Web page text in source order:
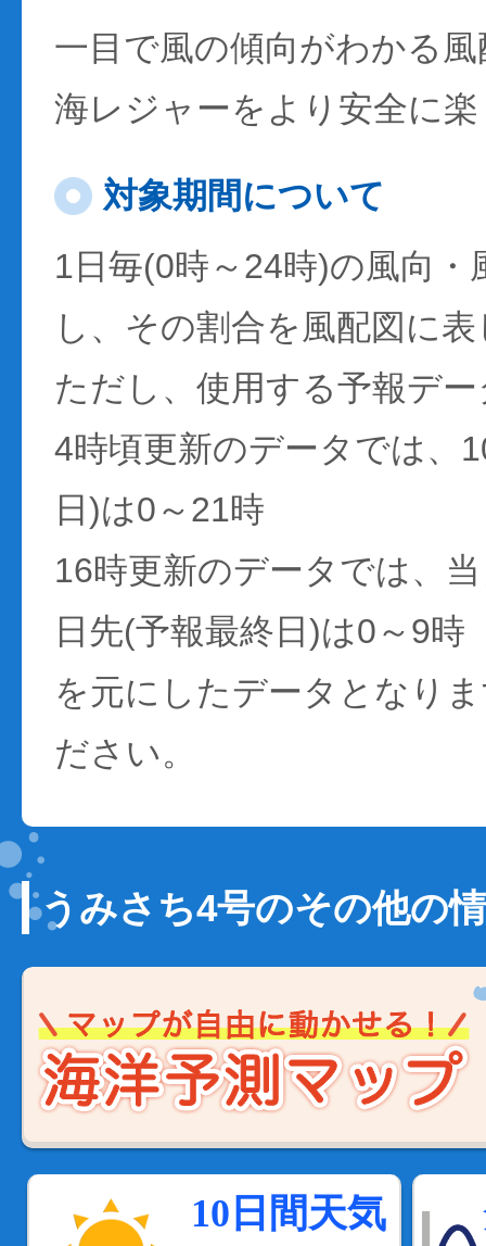
一目で風の傾向がわかる
海レジャーをより安全に
対象期間について
1日毎(0時～24時)の風向・
し、その割合を風配図に
ただし、使用する予報デ
4時頃更新のデータでは、
日)は0～21時
16時更新のデータでは、
日先(予報最終日)は0～9時
を元にしたデータとなり
ださい。
うみさち4号のその他の
10日間天気